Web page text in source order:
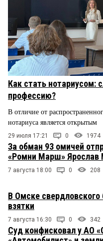
Как стать нотариусом:
профессию?
В отличие от
нотариуса является открытым
29 июля 17:21 0 1974
За обман 93 омичей
«Ромни Марш»
7 августа 18:00 0 208
В Омске
взятки
7 августа 16:30 0 342
Суд конфисковал у АО